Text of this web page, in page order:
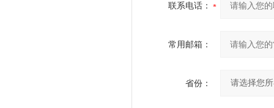
联系电话：
常用邮箱：
省份：